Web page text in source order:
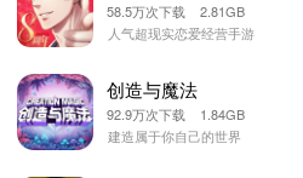
58.5万次下载 2.81GB
人气超现实恋爱经营手游
创造与魔法
92.9万次下载 1.84GB
建造属于你自己的世界